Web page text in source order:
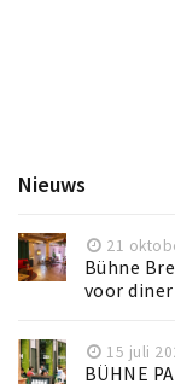
Nieuws
21
Bühne
voor
15 juli
BÜHNE